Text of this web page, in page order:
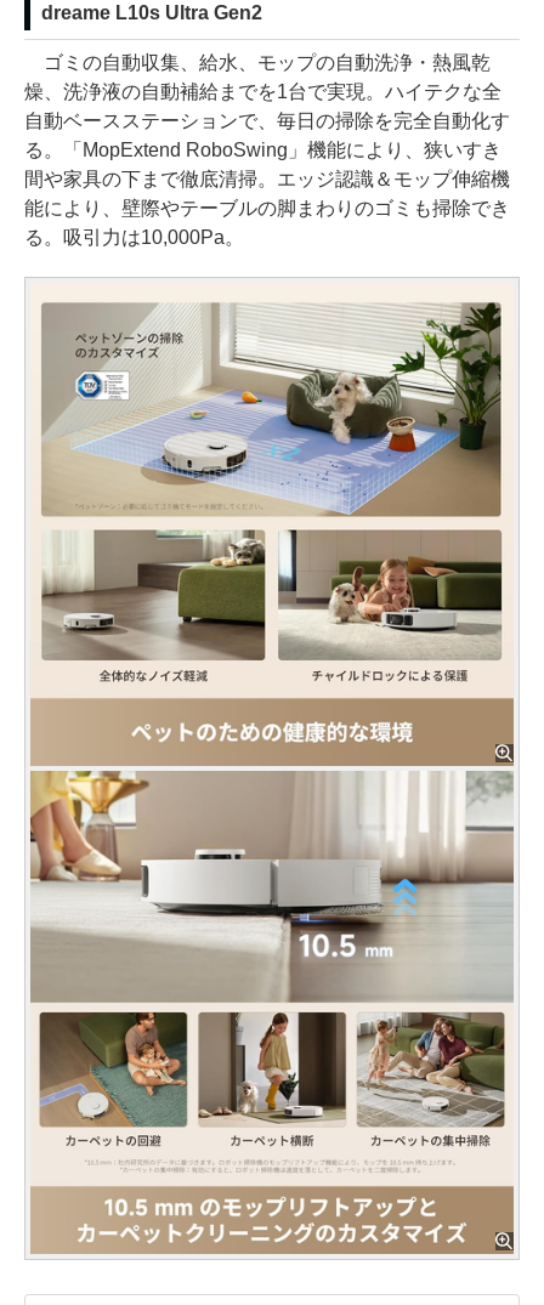
dreame L10s Ultra Gen2
ゴミの自動収集、給水、モップの自動洗浄・熱風乾
燥、洗浄液の自動補給までを1台で実現。ハイテクな全
自動ベースステーションで、毎日の掃除を完全自動化す
る。「MopExtend RoboSwing」機能により、狭いすき
間や家具の下まで徹底清掃。エッジ認識＆モップ伸縮機
能により、壁際やテーブルの脚まわりのゴミも掃除でき
る。吸引力は10,000Pa。